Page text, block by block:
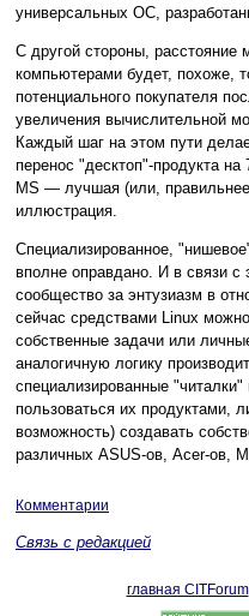
универсальных ОС,
С другой стороны,
компьютерами будет, похоже,
потенциального покупателя
увеличения вычислительной
Каждый шаг на этом пути
перенос "десктоп"-продукта
MS — лучшая (или,
иллюстрация.
Специализированное,
вполне оправдано. И в связи с
сообщество за энтузиазм в
сейчас средствами Linux
собственные задачи или
аналогичную логику
специализированные
пользоваться их продуктами,
возможность) создавать
различных ASUS-ов, Acer-ов,
Комментарии
Связь с редакцией
главная CITForum